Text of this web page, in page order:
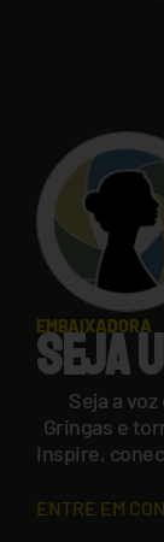
EMBAIXADORA
SEJA
Seja a
Gringas e
Inspire,
ENTRE EM